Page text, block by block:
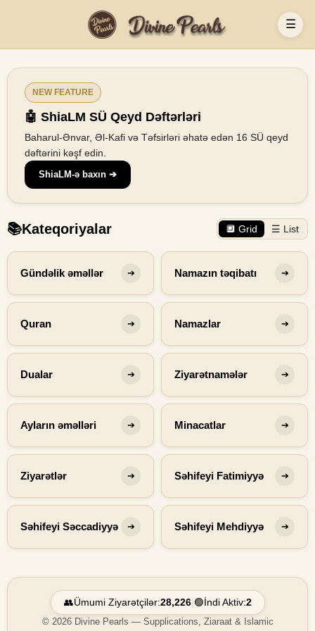
☰
NEW FEATURE
🤖 ShiaLM SÜ Qeyd Dəftərləri
Baharul-Ənvar, Əl-Kafi və Təfsirləri əhatə edən 16 SÜ qeyd
dəftərini kəşf edin.
ShiaLM-ə baxın ➔
📚Kateqoriyalar 🔲 Grid ☰ List
Gündəlik əməllər ➔ Namazın təqibatı ➔
Quran ➔ Namazlar ➔
Dualar ➔ Ziyarətnamələr ➔
Ayların əməlləri ➔ Minacatlar ➔
Ziyarətlər ➔ Səhifeyi Fatimiyyə ➔
Səhifeyi Səccadiyyə ➔ Səhifeyi Mehdiyyə ➔
👥Ümumi Ziyarətçilər:28,226| 🟢 İndi Aktiv:2
© 2026 Divine Pearls — Supplications, Ziaraat & Islamic